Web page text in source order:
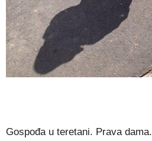
Gospođa u teretani. Prava dama.